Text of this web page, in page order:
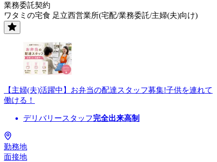
業務委託契約
ワタミの宅食 足立西営業所(宅配/業務委託/主婦(夫)向け)
【主婦(夫)活躍中】お弁当の配達スタッフ募集!子供を連れて
働ける！
デリバリースタッフ完全出来高制
勤務地
面接地